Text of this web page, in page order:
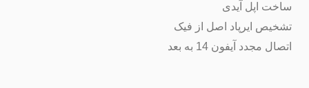
ساخت اپل آیدی
تشخیص ایرپاد اصل از فیک
اتصال مجدد آیفون 14 به بعد